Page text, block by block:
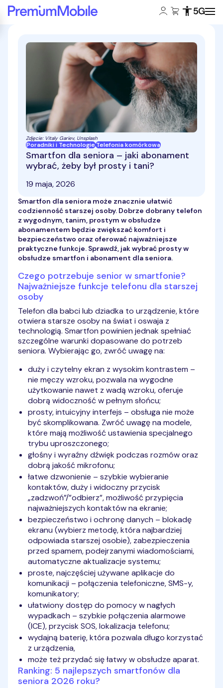
Powróć do strony głównej Konto klienta:
Koszyk:Zasięg
Zdjęcie: Vitaly Gariev, Unsplash
Poradniki i TechnologieTelefonia komórkowa
Smartfon dla seniora – jaki abonament
wybrać, żeby był prosty i tani?
19 maja, 2026
Smartfon dla seniora może znacznie ułatwić
codzienność starszej osoby. Dobrze dobrany telefon
z wygodnym, tanim, prostym w obsłudze
abonamentem będzie zwiększać komfort i
bezpieczeństwo oraz oferować najważniejsze
praktyczne funkcje. Sprawdź, jak wybrać prosty w
obsłudze smartfon i abonament dla seniora.
Czego potrzebuje senior w smartfonie?
Najważniejsze funkcje telefonu dla starszej
osoby
Telefon dla babci lub dziadka to urządzenie, które
otwiera starsze osoby na świat i oswaja z
technologią. Smartfon powinien jednak spełniać
szczególne warunki dopasowane do potrzeb
seniora. Wybierając go, zwróć uwagę na:
duży i czytelny ekran z wysokim kontrastem –
nie męczy wzroku, pozwala na wygodne
użytkowanie nawet z wadą wzroku, oferuje
dobrą widoczność w pełnym słońcu;
prosty, intuicyjny interfejs – obsługa nie może
być skomplikowana. Zwróć uwagę na modele,
które mają możliwość ustawienia specjalnego
trybu uproszczonego;
głośny i wyraźny dźwięk podczas rozmów oraz
dobrą jakość mikrofonu;
łatwe dzwonienie – szybkie wybieranie
kontaktów, duży i widoczny przycisk
„zadzwoń”/”odbierz”, możliwość przypięcia
najważniejszych kontaktów na ekranie;
bezpieczeństwo i ochronę danych – blokadę
ekranu (wybierz metodę, która najbardziej
odpowiada starszej osobie), zabezpieczenia
przed spamem, podejrzanymi wiadomościami,
automatyczne aktualizacje systemu;
proste, najczęściej używane aplikacje do
komunikacji – połączenia telefoniczne, SMS-y,
komunikatory;
ułatwiony dostęp do pomocy w nagłych
wypadkach – szybkie połączenia alarmowe
(ICE), przycisk SOS, lokalizacja telefonu;
wydajną baterię, która pozwala długo korzystać
z urządzenia,
może też przydać się łatwy w obsłudze aparat.
Ranking: 5 najlepszych smartfonów dla
seniora 2026 roku?